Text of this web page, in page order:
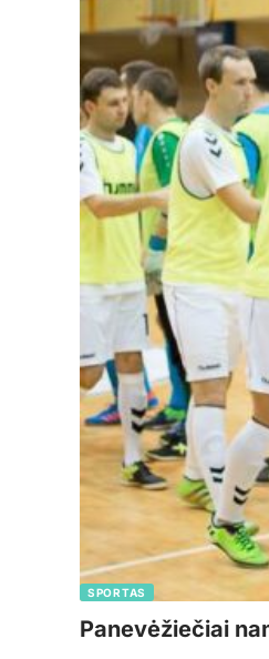
SPORTAS
Panevėžiečiai